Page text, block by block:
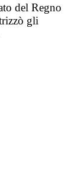
del Regno
gli